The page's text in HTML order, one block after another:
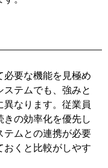
必要な機能を見極め
テムでも、強みと
異なります。従業員
の効率化を優先し
テムとの連携が必要
おくと比較がしやす